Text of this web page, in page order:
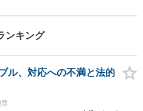
家賃を回収するために、ベリーベス
た。 【ベリーベストの対応とその結
るという業務フローが構築されまし
を行う場合、賃借人の家賃の滞納状
なるため、滞納家賃の債権回収も、併
ました。 【解決のポイント】 顧問弁
ンキング
ル、対応への不満と法的